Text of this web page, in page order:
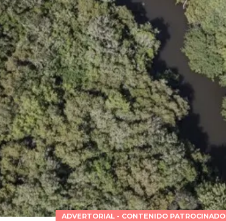
ADVERTORIAL - CONTENIDO PATROCINADO